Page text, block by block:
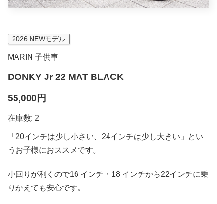
2026 NEWモデル
MARIN 子供車
DONKY Jr 22 MAT BLACK
55,000円
在庫数: 2
「20インチは少し小さい、24インチは少し大きい」とい
うお子様におススメです。
小回りが利くので16 インチ・18 インチから22インチに乗
りかえても安心です。